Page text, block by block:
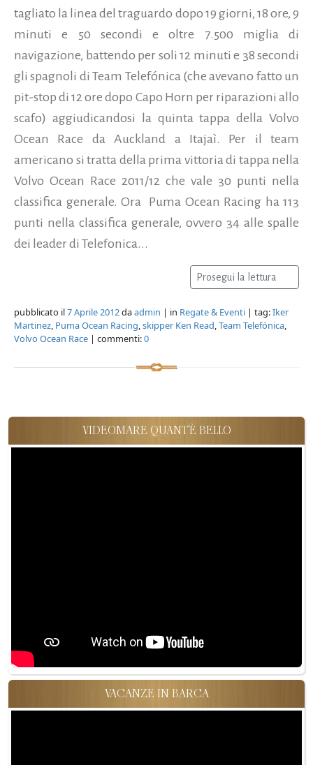
tagliato la linea del traguardo dopo 19 giorni, 18 ore, 9
minuti e 50 secondi e oltre 7.500 miglia di
navigazione, battendo per soli 12 minuti e 38 secondi
gli spagnoli di Team Telefónica (che avevano fatto un
pit-stop di 12 ore dopo Capo Horn per riparazioni allo
scafo) aggiudicandosi la quinta tappa della Volvo
Ocean Race da Auckland a Itajaì. Per il team
americano si tratta della prima vittoria di tappa nella
Volvo Ocean Race 2011/12 che vale 30 punti nella
classifica generale. Ora Puma Ocean Racing ha 113
punti nella classifica generale, ovvero 34 alle spalle
dei leader di Telefonica...
Prosegui la lettura
pubblicato il7 Aprile 2012daadmin | in Regate & Eventi | tag:Iker
Martinez, Puma Ocean Racing,skipper Ken Read,Team Telefónica,
Volvo Ocean Race | commenti:0
VIDEOMARE QUANT'È BELLO
VACANZE IN BARCA